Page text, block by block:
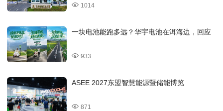
1014
一块电池能跑多远？华宇电池在洱海边，回应
933
ASEE 2027东盟智慧能源暨储能博览
871